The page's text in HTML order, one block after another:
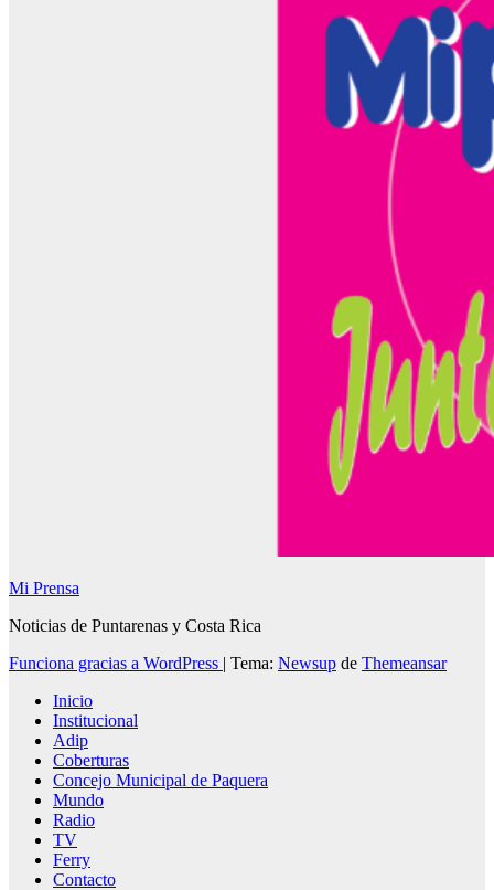
Mi Prensa
Noticias de Puntarenas y Costa Rica
Funciona gracias a WordPress | Tema: Newsup de Themeansar
Inicio
Institucional
Adip
Coberturas
Concejo Municipal de Paquera
Mundo
Radio
TV
Ferry
Contacto